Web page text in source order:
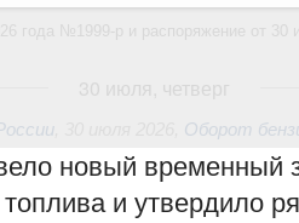
Оборот
новый временный
и утвердило